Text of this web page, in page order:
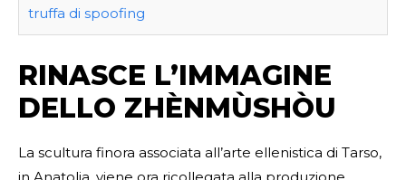
truffa di spoofing
RINASCE L’IMMAGINE
DELLO ZHÈNMÙSHÒU
La scultura finora associata all’arte ellenistica di Tarso,
in Anatolia, viene ora ricollegata alla produzione